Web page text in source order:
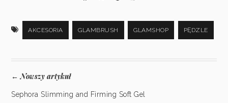
AKCESORIA GLAMBRUSH GLAMSHOP PĘDZLE
←Nowszy artykuł
Sephora Slimming and Firming Soft Gel